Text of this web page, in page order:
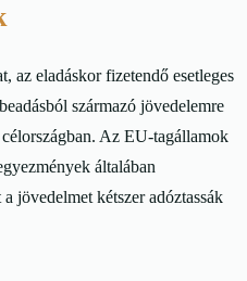
az eladáskor fizetendő esetleges
származó jövedelemre
Az EU-tagállamok
általában
jövedelmet kétszer adóztassák